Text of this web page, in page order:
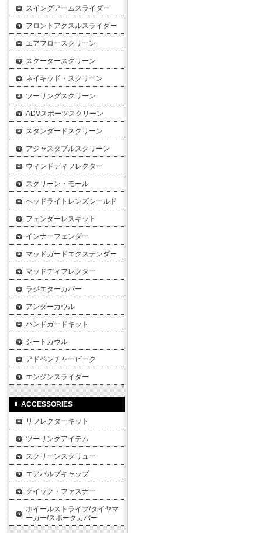
スイングアームスライダー
フロントアクスルスライダー
エアフロースクリーン
スクータースクリーン
ネイキッド・スクリーン
ツーリングスクリーン
ADVスポーツスクリーン
スタンダードスクリーン
アジャスタブルスクリーン
ウィンドディフレクター
スクリーン・モール
ヘッドライトレンズシールド
フェンダーレスキット
インナーフェンダー
マッドガードエクステンダー
マッドディフレクター
ラジエターカバー
アンダーカウル
ハンドガードキット
シートカウル
アドベンチャービーク
エンジンスライダー
ACCESSORIES
リフレクターキット
ツーリングアイテム
スクリーンスクリュー
エアバルブキャップ
クイック・ファスナー
ホイールストライプ/タイヤマ
ーカー/スポークカバー